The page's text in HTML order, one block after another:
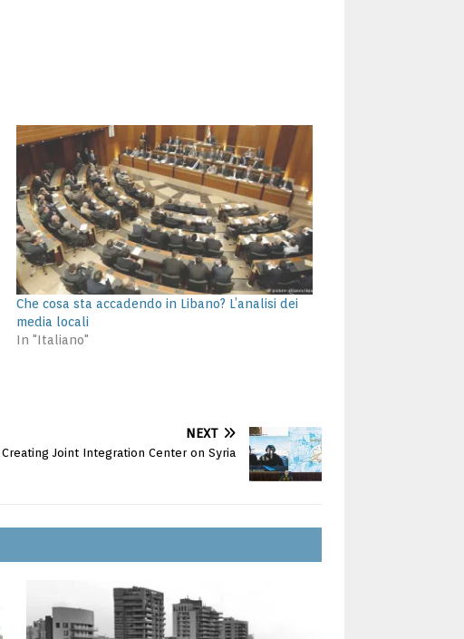
Che cosa sta accadendo in Libano? L’analisi dei
media locali
In "Italiano"
NEXT
Creating Joint Integration Center on Syria